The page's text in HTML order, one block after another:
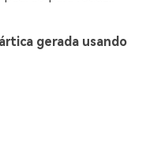
gerada usando